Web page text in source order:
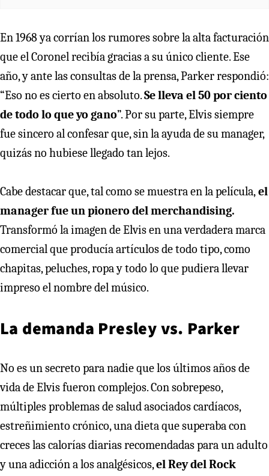
En 1968 ya corrían los rumores sobre la alta facturación
que el Coronel recibía gracias a su único cliente. Ese
año, y ante las consultas de la prensa, Parker respondió:
“Eso no es cierto en absoluto.Se lleva el 50 por ciento
de todo lo que yo gano”. Por su parte, Elvis siempre
fue sincero al confesar que, sin la ayuda de su manager,
quizás no hubiese llegado tan lejos.
Cabe destacar que, tal como se muestra en la película,el
manager fue un pionero del merchandising.
Transformó la imagen de Elvis en una verdadera marca
comercial que producía artículos de todo tipo, como
chapitas, peluches, ropa y todo lo que pudiera llevar
impreso el nombre del músico.
La demanda Presley vs. Parker
No es un secreto para nadie que los últimos años de
vida de Elvis fueron complejos. Con sobrepeso,
múltiples problemas de salud asociados cardíacos,
estreñimiento crónico, una dieta que superaba con
creces las calorías diarias recomendadas para un adulto
y una adicción a los analgésicos,el Rey del Rock